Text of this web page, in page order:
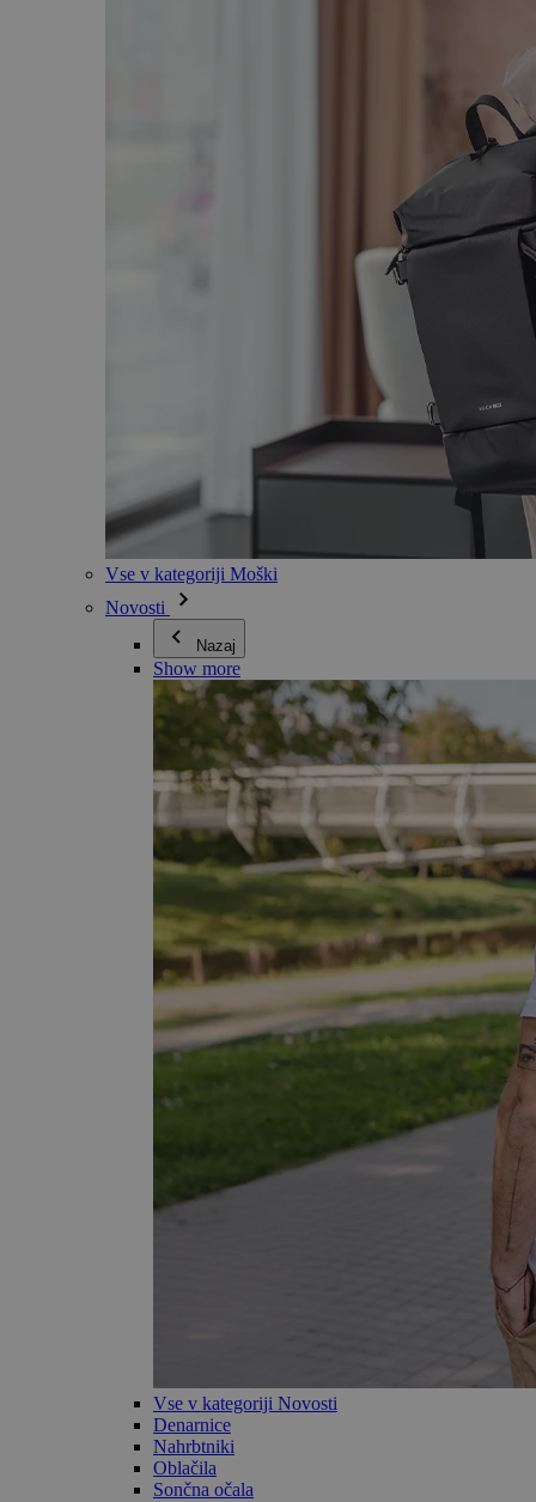
Vse v kategoriji Moški
Novosti
Nazaj
Show more
Vse v kategoriji Novosti
Denarnice
Nahrbtniki
Oblačila
Sončna očala